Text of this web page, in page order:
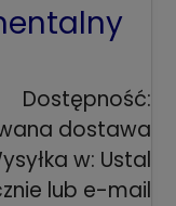
Dostępność:
dostawa
w: Ustal
lub e-mail